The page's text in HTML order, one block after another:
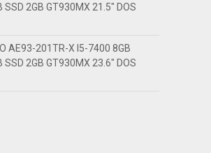
SSD 2GB GT930MX 21.5″ DOS
AE93-201TR-X I5-7400 8GB
SSD 2GB GT930MX 23.6″ DOS